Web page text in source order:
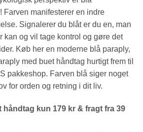
Farven manifesterer en indre
Signalerer du blåt er du en, man
kan og vil tage kontrol og gøre det
Køb her en moderne blå paraply,
med buet håndtag hurtigt frem til
pakkeshop. Farven blå siger noget
for orden og retning i dit liv.
håndtag kun 179 kr & fragt fra 39